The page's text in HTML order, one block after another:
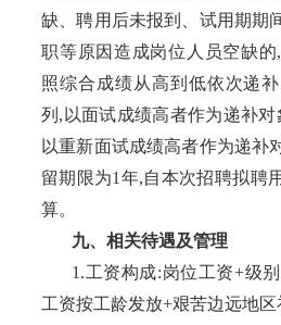
缺、聘用后未报到、试用期期
职等原因造成岗位人员空缺
照综合成绩从高到低依次递
列,以面试成绩高者作为递补
以重新面试成绩高者作为递补
留期限为1年,自本次招聘拟聘
算。
九、相关待遇及管理
1.工资构成:岗位工资+级
工资按工龄发放+艰苦边远地区